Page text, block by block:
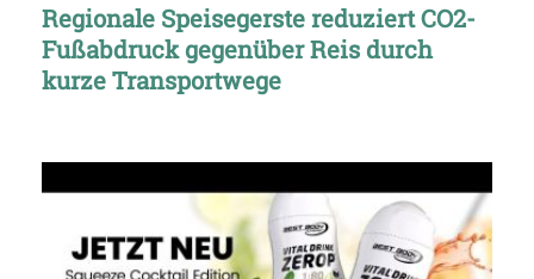
Regionale Speisegerste reduziert CO2-
Fußabdruck gegenüber Reis durch
kurze Transportwege